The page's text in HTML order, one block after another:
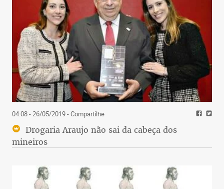
04:08 - 26/05/2019- Compartilhe
Drogaria Araujo não sai da cabeça dos
mineiros